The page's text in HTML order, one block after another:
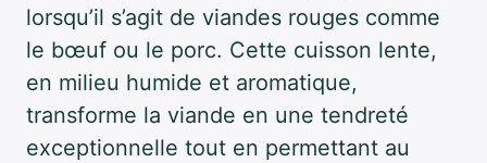
lorsqu’il s’agit de viandes rouges comme
le bœuf ou le porc. Cette cuisson lente,
en milieu humide et aromatique,
transforme la viande en une tendreté
exceptionnelle tout en permettant au